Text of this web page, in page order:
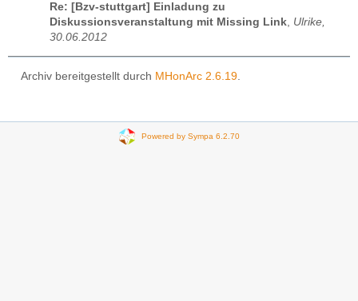
Re: [Bzv-stuttgart] Einladung zu
Diskussionsveranstaltung mit Missing Link, Ulrike,
30.06.2012
Archiv bereitgestellt durch MHonArc 2.6.19.
Powered by Sympa 6.2.70